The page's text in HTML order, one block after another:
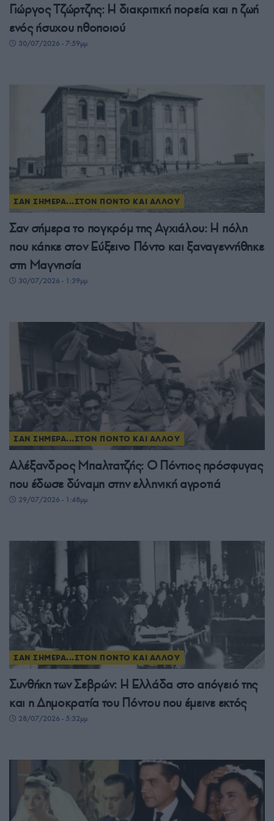
Γιώργος Τζώρτζης: Η διακριτική πορεία και η ζωή
ενός ήσυχου ηθοποιού
30/07/2026 - 7:59μμ
ΣΑΝ ΣΗΜΕΡΑ...ΣΤΟΝ ΠΟΝΤΟ ΚΑΙ ΑΛΛΟΥ
Σαν σήμερα το πογκρόμ της Αγχιάλου: Η πόλη
που κάηκε στον Εύξεινο Πόντο και ξαναγεννήθηκε
στη Μαγνησία
30/07/2026 - 1:39μμ
ΣΑΝ ΣΗΜΕΡΑ...ΣΤΟΝ ΠΟΝΤΟ ΚΑΙ ΑΛΛΟΥ
Αλέξανδρος Μπαλτατζής: Ο Πόντιος πρόσφυγας
που έδωσε δύναμη στην ελληνική αγροτιά
29/07/2026 - 1:48μμ
ΣΑΝ ΣΗΜΕΡΑ...ΣΤΟΝ ΠΟΝΤΟ ΚΑΙ ΑΛΛΟΥ
Συνθήκη των Σεβρών: Η Ελλάδα στο απόγειό της
και η Δημοκρατία του Πόντου που έμεινε εκτός
28/07/2026 - 5:32μμ